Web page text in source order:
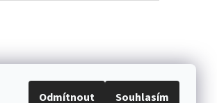
Odmítnout Souhlasím